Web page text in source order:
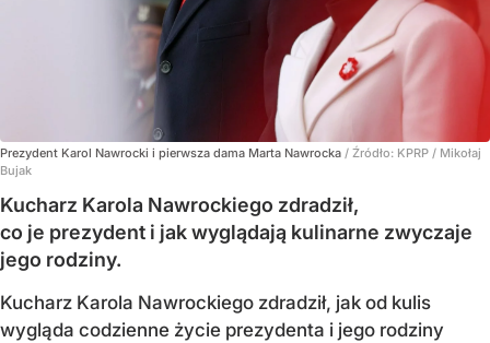
Prezydent Karol Nawrocki i pierwsza dama Marta Nawrocka / Źródło: KPRP / Mikołaj
Bujak
Kucharz Karola Nawrockiego zdradził,
co je prezydent i jak wyglądają kulinarne zwyczaje
jego rodziny.
Kucharz Karola Nawrockiego zdradził, jak od kulis
wygląda codzienne życie prezydenta i jego rodziny